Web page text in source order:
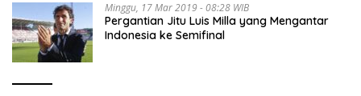
Minggu, 17 Mar 2019 - 08:28 WIB
Pergantian Jitu Luis Milla yang Mengantar
Indonesia ke Semifinal